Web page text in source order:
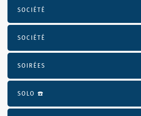
SOCIÉTÉ
SOCIÉTÉ
SOIRÉES
SOLO ☎️